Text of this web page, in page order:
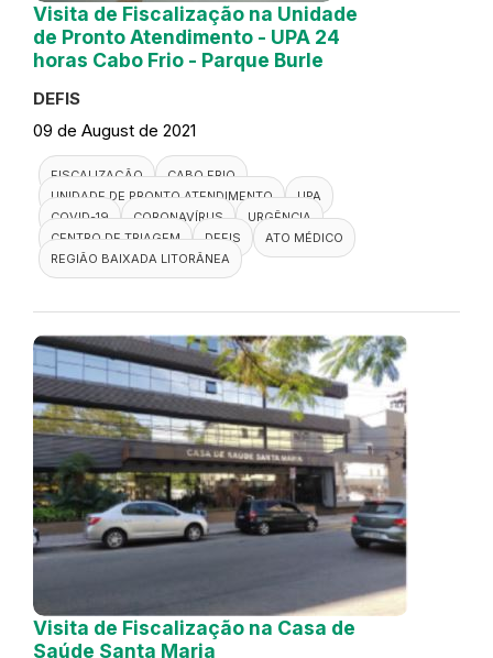
Visita de Fiscalização na Unidade
de Pronto Atendimento - UPA 24
horas Cabo Frio - Parque Burle
DEFIS
09 de August de 2021
FISCALIZAÇÃO
CABO FRIO
UNIDADE DE PRONTO ATENDIMENTO
UPA
COVID-19
CORONAVÍRUS
URGÊNCIA
CENTRO DE TRIAGEM
DEFIS
ATO MÉDICO
REGIÃO BAIXADA LITORÂNEA
Visita de Fiscalização na Casa de
Saúde Santa Maria